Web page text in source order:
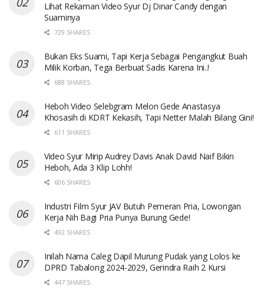
Lihat Rekaman Video Syur Dj Dinar Candy dengan
Suaminya
729 SHARES
Bukan Eks Suami, Tapi Kerja Sebagai Pengangkut Buah
Milik Korban, Tega Berbuat Sadis Karena Ini..!
688 SHARES
Heboh Video Selebgram Melon Gede Anastasya
Khosasih di KDRT Kekasih, Tapi Netter Malah Bilang Gini!
611 SHARES
Video Syur Mirip Audrey Davis Anak David Naif Bikin
Heboh, Ada 3 Klip Lohh!
606 SHARES
Industri Film Syur JAV Butuh Pemeran Pria, Lowongan
Kerja Nih Bagi Pria Punya Burung Gede!
492 SHARES
Inilah Nama Caleg Dapil Murung Pudak yang Lolos ke
DPRD Tabalong 2024-2029, Gerindra Raih 2 Kursi
447 SHARES